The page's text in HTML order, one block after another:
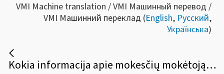
VMI Machine translation / VMI Машинный перевод /
VMI Машинний переклад (English, Русский,
Українська)
Kokia informacija apie mokesčių mokėtoją nelaikoma paslaptyje ir kam ji gali būti suteikta?